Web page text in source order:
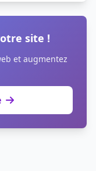
site !
et augmentez